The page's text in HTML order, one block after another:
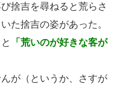
捨吉を尋ねると荒らさ
た捨吉の姿があった。
「荒いのが好きな客が
が（というか、さすが